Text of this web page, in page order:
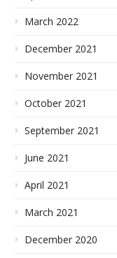
March 2022
December 2021
November 2021
October 2021
September 2021
June 2021
April 2021
March 2021
December 2020